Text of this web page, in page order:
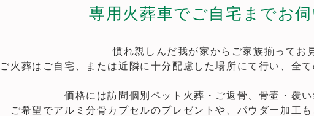
専用火葬車でご自宅までお
慣れ親しんだ我が家からご家族揃ってお
ご火葬はご自宅、または近隣に十分配慮した場所にて行い、全
価格には訪問個別ペット火葬・ご返骨、骨壷・覆い
ご希望でアルミ分骨カプセルのプレゼントや、パウダー加工